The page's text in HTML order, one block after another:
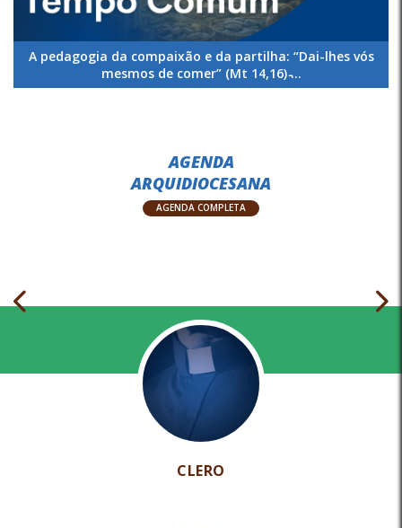
A pedagogia da compaixão e da partilha: “Dai-lhes vós
mesmos de comer” (Mt 14,16) ̵...
AGENDA
ARQUIDIOCESANA
AGENDA COMPLETA
CLERO